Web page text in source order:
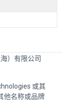
）有限公司
或其
他名称或品牌